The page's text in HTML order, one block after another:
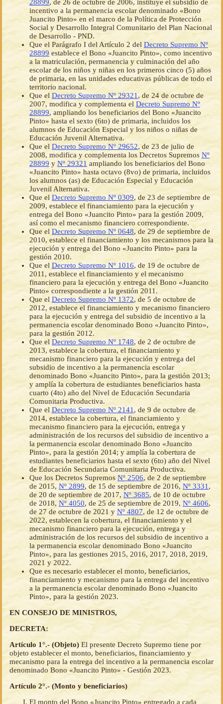
28899, de 26 de octubre de 2006, instituye el subsidio de
incentivo a la permanencia escolar denominado «Bono
Juancito Pinto» en el marco de la Política de Protección
Social y Desarrollo Integral Comunitario del Plan Nacional
de Desarrollo - PND.
Que el Parágrafo I del Artículo 2 del Decreto Supremo Nº
28899 establece el Bono «Juancito Pinto», como incentivo
a la matriculación, permanencia y culminación del año
escolar de los niños y niñas en los primeros cinco (5) años
de primaria, en las unidades educativas públicas de todo el
territorio nacional.
Que el Decreto Supremo Nº 29321 , de 24 de octubre de
2007, modifica y complementa el Decreto Supremo Nº
28899, ampliando los beneficiarios del Bono «Juancito
Pinto» hasta el sexto (6to) de primaria, incluidos los
alumnos de Educación Especial y los niños o niñas de
Educación Juvenil Alternativa.
Que el Decreto Supremo Nº 29652, de 23 de julio de
2008, modifica y complementa los Decretos Supremos Nº
28899 y Nº 29321 ampliando los beneficiarios del Bono
«Juancito Pinto» hasta octavo (8vo) de primaria, incluidos
los alumnos (as) de Educación Especial y Educación
Juvenil Alternativa.
Que el Decreto Supremo Nº 0309, de 23 de septiembre de
2009, establece el financiamiento para la ejecución y
entrega del Bono «Juancito Pinto» para la gestión 2009,
así como el mecanismo financiero correspondiente.
Que el Decreto Supremo Nº 0648, de 29 de septiembre de
2010, establece el financiamiento y los mecanismos para la
ejecución y entrega del Bono «Juancito Pinto» para la
gestión 2010.
Que el Decreto Supremo Nº 1016, de 19 de octubre de
2011, establece el financiamiento y el mecanismo
financiero para la ejecución y entrega del Bono «Juancito
Pinto» correspondiente a la gestión 2011.
Que el Decreto Supremo Nº 1372, de 5 de octubre de
2012, establece el financiamiento y mecanismo financiero
para la ejecución y entrega del subsidio de incentivo a la
permanencia escolar denominado Bono «Juancito Pinto»,
para la gestión 2012.
Que el Decreto Supremo Nº 1748, de 2 de octubre de
2013, establece la cobertura, el financiamiento y
mecanismo financiero para la ejecución y entrega del
subsidio de incentivo a la permanencia escolar
denominado Bono «Juancito Pinto», para la gestión 2013;
y amplía la cobertura de estudiantes beneficiarios hasta
cuarto (4to) año del Nivel de Educación Secundaria
Comunitaria Productiva.
Que el Decreto Supremo Nº 2141 , de 9 de octubre de
2014, establece la cobertura, el financiamiento y
mecanismo financiero para la ejecución, entrega y
administración de los recursos del subsidio de incentivo a
la permanencia escolar denominado Bono «Juancito
Pinto», para la gestión 2014; y amplía la cobertura de
estudiantes beneficiarios hasta el sexto (6to) año del Nivel
de Educación Secundaria Comunitaria Productiva.
Que los Decretos Supremos Nº 2506, de 2 de septiembre
de 2015, Nº 2899, de 15 de septiembre de 2016, Nº 3331,
de 20 de septiembre de 2017, Nº 3685, de 10 de octubre
de 2018, Nº 4050, de 25 de septiembre de 2019, Nº 4606,
de 27 de octubre de 2021 y Nº 4807, de 12 de octubre de
2022, establecen la cobertura, el financiamiento y el
mecanismo financiero para la ejecución, entrega y
administración de los recursos del subsidio de incentivo a
la permanencia escolar denominado Bono «Juancito
Pinto», para las gestiones 2015, 2016, 2017, 2018, 2019,
2021 y 2022.
Que es necesario establecer el monto, beneficiarios,
financiamiento y mecanismo para la entrega del incentivo
a la permanencia escolar denominado Bono «Juancito
Pinto», para la gestión 2023.
EN CONSEJO DE MINISTROS,
DECRETA:
Artículo 1°.- (Objeto) El presente Decreto Supremo tiene por
objeto establecer el monto, beneficiarios, financiamiento y
mecanismo para la entrega del incentivo a la permanencia escolar
denominado Bono «Juancito Pinto» - Gestión 2023.
Artículo 2°.- (Monto y beneficiarios)
El monto del Bono «Juancito Pinto» entregado a cada